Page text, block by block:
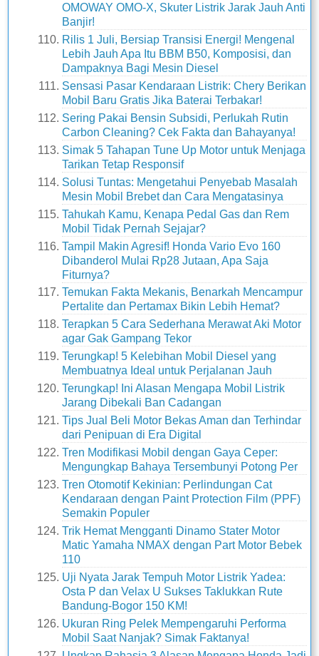
OMOWAY OMO-X, Skuter Listrik Jarak Jauh Anti
Banjir!
Rilis 1 Juli, Bersiap Transisi Energi! Mengenal
Lebih Jauh Apa Itu BBM B50, Komposisi, dan
Dampaknya Bagi Mesin Diesel
Sensasi Pasar Kendaraan Listrik: Chery Berikan
Mobil Baru Gratis Jika Baterai Terbakar!
Sering Pakai Bensin Subsidi, Perlukah Rutin
Carbon Cleaning? Cek Fakta dan Bahayanya!
Simak 5 Tahapan Tune Up Motor untuk Menjaga
Tarikan Tetap Responsif
Solusi Tuntas: Mengetahui Penyebab Masalah
Mesin Mobil Brebet dan Cara Mengatasinya
Tahukah Kamu, Kenapa Pedal Gas dan Rem
Mobil Tidak Pernah Sejajar?
Tampil Makin Agresif! Honda Vario Evo 160
Dibanderol Mulai Rp28 Jutaan, Apa Saja
Fiturnya?
Temukan Fakta Mekanis, Benarkah Mencampur
Pertalite dan Pertamax Bikin Lebih Hemat?
Terapkan 5 Cara Sederhana Merawat Aki Motor
agar Gak Gampang Tekor
Terungkap! 5 Kelebihan Mobil Diesel yang
Membuatnya Ideal untuk Perjalanan Jauh
Terungkap! Ini Alasan Mengapa Mobil Listrik
Jarang Dibekali Ban Cadangan
Tips Jual Beli Motor Bekas Aman dan Terhindar
dari Penipuan di Era Digital
Tren Modifikasi Mobil dengan Gaya Ceper:
Mengungkap Bahaya Tersembunyi Potong Per
Tren Otomotif Kekinian: Perlindungan Cat
Kendaraan dengan Paint Protection Film (PPF)
Semakin Populer
Trik Hemat Mengganti Dinamo Stater Motor
Matic Yamaha NMAX dengan Part Motor Bebek
110
Uji Nyata Jarak Tempuh Motor Listrik Yadea:
Osta P dan Velax U Sukses Taklukkan Rute
Bandung-Bogor 150 KM!
Ukuran Ring Pelek Mempengaruhi Performa
Mobil Saat Nanjak? Simak Faktanya!